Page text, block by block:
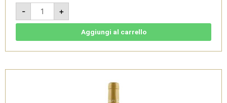
-
Nerojbleo
2022
-
DOC
Gulfi
+
Aggiungi al carrello